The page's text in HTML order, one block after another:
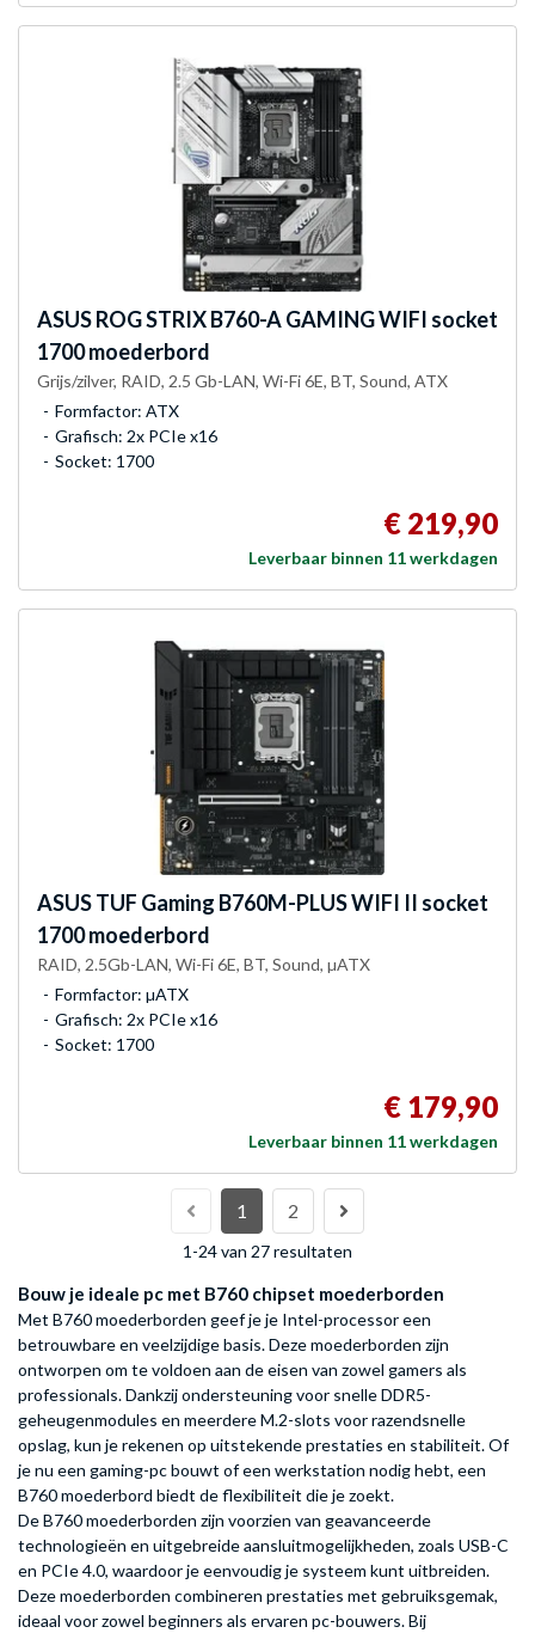
ASUSROG STRIX B760-A GAMING WIFI socket
1700 moederbord
Grijs/zilver, RAID, 2.5 Gb-LAN, Wi-Fi 6E, BT, Sound, ATX
Formfactor: ATX
Grafisch: 2x PCIe x16
Socket: 1700
€ 219,90
Leverbaar binnen 11 werkdagen
ASUSTUF Gaming B760M-PLUS WIFI II socket
1700 moederbord
RAID, 2.5Gb-LAN, Wi-Fi 6E, BT, Sound, µATX
Formfactor: µATX
Grafisch: 2x PCIe x16
Socket: 1700
€ 179,90
Leverbaar binnen 11 werkdagen
1 2
1-24 van 27 resultaten
Bouw je ideale pc met B760 chipset moederborden
Met B760 moederborden geef je je Intel-processor een
betrouwbare en veelzijdige basis. Deze moederborden zijn
ontworpen om te voldoen aan de eisen van zowel gamers als
professionals. Dankzij ondersteuning voor snelle DDR5-
geheugenmodules en meerdere M.2-slots voor razendsnelle
opslag, kun je rekenen op uitstekende prestaties en stabiliteit. Of
je nu een gaming-pc bouwt of een werkstation nodig hebt, een
B760 moederbord biedt de flexibiliteit die je zoekt.
De B760 moederborden zijn voorzien van geavanceerde
technologieën en uitgebreide aansluitmogelijkheden, zoals USB-C
en PCIe 4.0, waardoor je eenvoudig je systeem kunt uitbreiden.
Deze moederborden combineren prestaties met gebruiksgemak,
ideaal voor zowel beginners als ervaren pc-bouwers. Bij